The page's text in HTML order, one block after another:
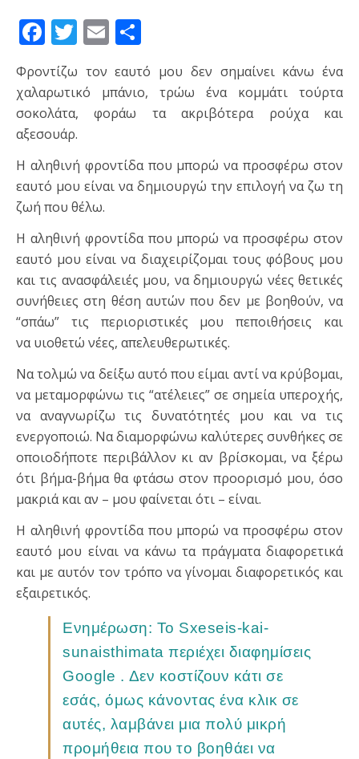
Facebook
Twitter
Email
Φροντίζω τον εαυτό μου δεν σημαίνει κάνω ένα
χαλαρωτικό μπάνιο, τρώω ένα κομμάτι τούρτα
σοκολάτα, φοράω τα ακριβότερα ρούχα και
αξεσουάρ.
Η αληθινή φροντίδα που μπορώ να προσφέρω στον
εαυτό μου είναι να δημιουργώ την επιλογή να ζω τη
ζωή που θέλω.
Η αληθινή φροντίδα που μπορώ να προσφέρω στον
εαυτό μου είναι να διαχειρίζομαι τους φόβους μου
και τις ανασφάλειές μου, να δημιουργώ νέες θετικές
συνήθειες στη θέση αυτών που δεν με βοηθούν, να
“σπάω” τις περιοριστικές μου πεποιθήσεις και
να υιοθετώ νέες, απελευθερωτικές.
Να τολμώ να δείξω αυτό που είμαι αντί να κρύβομαι,
να μεταμορφώνω τις “ατέλειες” σε σημεία υπεροχής,
να αναγνωρίζω τις δυνατότητές μου και να τις
ενεργοποιώ. Να διαμορφώνω καλύτερες συνθήκες σε
οποιοδήποτε περιβάλλον κι αν βρίσκομαι, να ξέρω
ότι βήμα-βήμα θα φτάσω στον προορισμό μου, όσο
μακριά και αν – μου φαίνεται ότι – είναι.
Η αληθινή φροντίδα που μπορώ να προσφέρω στον
εαυτό μου είναι να κάνω τα πράγματα διαφορετικά
και με αυτόν τον τρόπο να γίνομαι διαφορετικός και
εξαιρετικός.
Ενημέρωση: Το Sxeseis-kai-
sunaisthimata περιέχει διαφημίσεις
Google . Δεν κοστίζουν κάτι σε
εσάς, όμως κάνοντας ένα κλικ σε
αυτές, λαμβάνει μια πολύ μικρή
προμήθεια που το βοηθάει να